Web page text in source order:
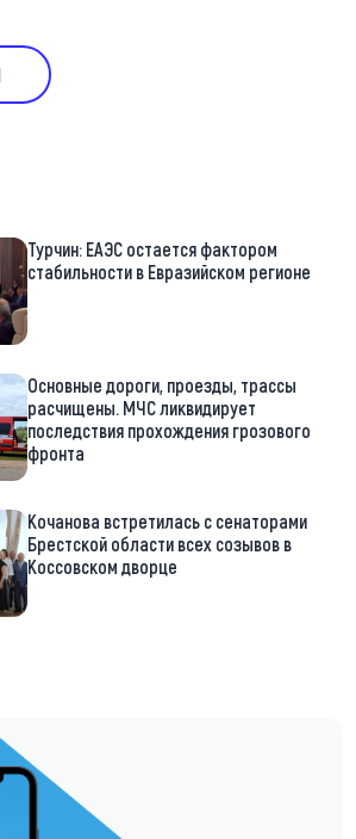
Турчин: ЕАЭС остается фактором
стабильности в Евразийском регионе
Основные дороги, проезды, трассы
расчищены. МЧС ликвидирует
последствия прохождения грозового
фронта
Кочанова встретилась с сенаторами
Брестской области всех созывов в
Коссовском дворце